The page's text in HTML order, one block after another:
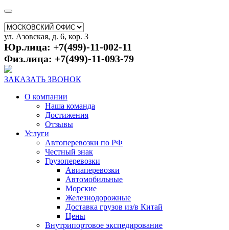
ул. Азовская, д. 6, кор. 3
Юр.лица: +7(499)-11-002-11
Физ.лица: +7(499)-11-093-79
ЗАКАЗАТЬ ЗВОНОК
О компании
Наша команда
Достижения
Отзывы
Услуги
Автоперевозки по РФ
Честный знак
Грузоперевозки
Авиаперевозки
Автомобильные
Морские
Железнодорожные
Доставка грузов из/в Китай
Цены
Внутрипортовое экспедирование